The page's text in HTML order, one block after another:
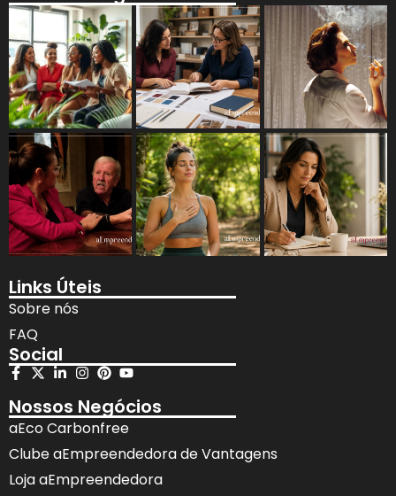
Links Úteis
Sobre nós
FAQ
Social
Nossos Negócios
aEco Carbonfree
Clube aEmpreendedora de Vantagens
Loja aEmpreendedora